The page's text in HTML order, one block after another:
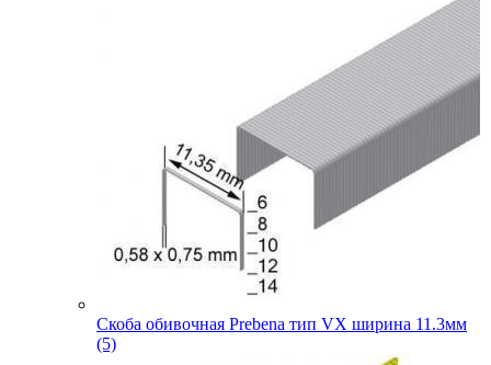
Скоба обивочная Prebena тип VX ширина 11.3мм
(5)